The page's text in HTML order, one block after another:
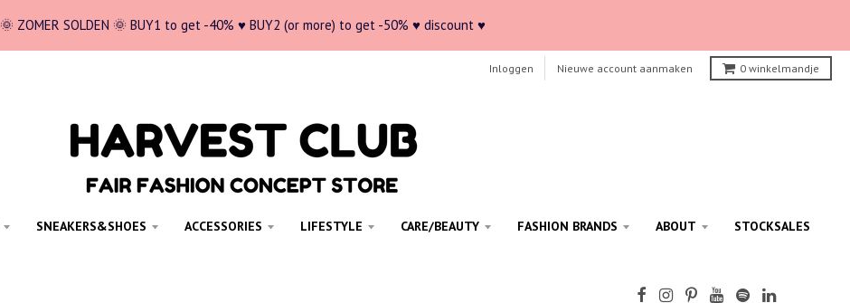
🌞 ZOMER SOLDEN 🌞 BUY1 to get -40% ♥ BUY2 (or more) to get -50% ♥ discount ♥
Inloggen Nieuwe account aanmaken 0 winkelmandje
SNEAKERS&SHOES ACCESSORIES LIFESTYLE CARE/BEAUTY FASHION BRANDS ABOUT STOCKSALES